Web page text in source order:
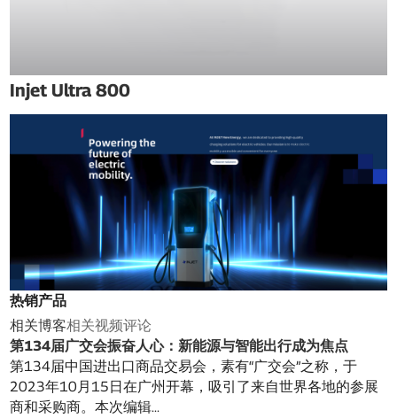
Injet Ultra 800
热销产品
相关博客相关视频评论
第134届广交会振奋人心：新能源与智能出行成为焦点
第134届中国进出口商品交易会，素有“广交会”之称，于
2023年10月15日在广州开幕，吸引了来自世界各地的参展
商和采购商。本次编辑...